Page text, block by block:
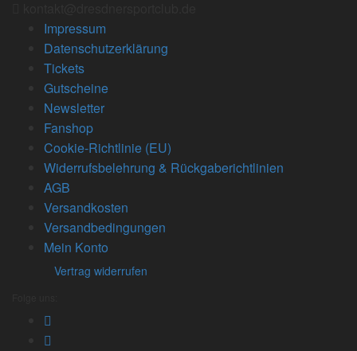
Impressum
Datenschutzerklärung
Tickets
Gutscheine
Newsletter
Fanshop
Cookie-Richtlinie (EU)
Widerrufsbelehrung & Rückgaberichtlinien
AGB
Versandkosten
Versandbedingungen
Mein Konto
Vertrag widerrufen